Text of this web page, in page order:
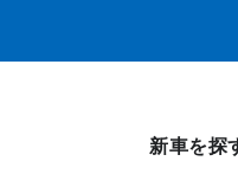
新車を探